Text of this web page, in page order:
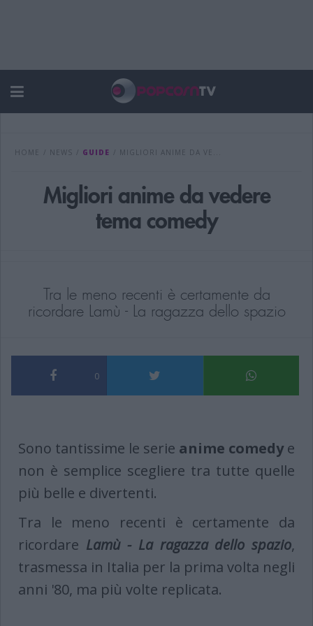
HOME NEWS GUIDE MIGLIORI ANIME DA VE...
Migliori anime da vedere
tema comedy
Tra le meno recenti è certamente da
ricordare Lamù - La ragazza dello spazio
0
Sono tantissime le serie anime comedye
non è semplice scegliere tra tutte quelle
più belle e divertenti.
Tra le meno recenti è certamente da
ricordare Lamù - La ragazza dello spazio,
trasmessa in Italia per la prima volta negli
anni '80, ma più volte replicata.